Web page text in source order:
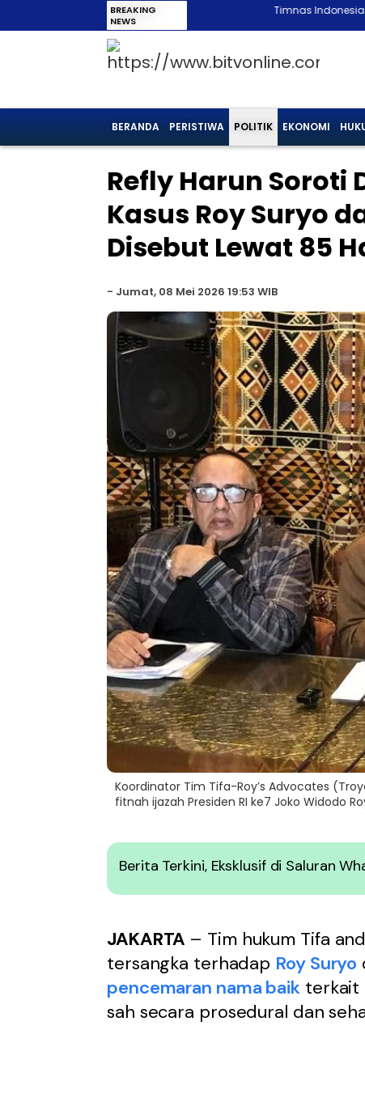
BREAKING
NEWS
Timnas Indonesia Gagal ke
BERANDA PERISTIWA POLITIK EKONOMI
Refly Harun Soroti
Kasus Roy Suryo
Disebut Lewat 85
- Jumat, 08 Mei 2026 19:53 WIB
Koordinator Tim Tifa-Roy’s Advocates
fitnah ijazah Presiden RI ke7 Joko Widodo
Berita Terkini, Eksklusif di Saluran
JAKARTA – Tim hukum Tifa
tersangka terhadap Roy Suryo
pencemaran nama baik terkait
sah secara prosedural dan